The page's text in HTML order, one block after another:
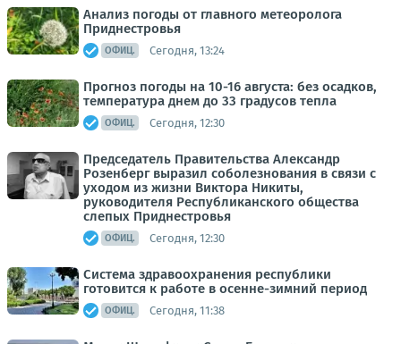
Анализ погоды от главного метеоролога
Приднестровья
ОФИЦ. Сегодня, 13:24
Прогноз погоды на 10-16 августа: без осадков,
температура днем до 33 градусов тепла
ОФИЦ. Сегодня, 12:30
Председатель Правительства Александр
Розенберг выразил соболезнования в связи с
уходом из жизни Виктора Никиты,
руководителя Республиканского общества
слепых Приднестровья
ОФИЦ. Сегодня, 12:30
Система здравоохранения республики
готовится к работе в осенне-зимний период
ОФИЦ. Сегодня, 11:38